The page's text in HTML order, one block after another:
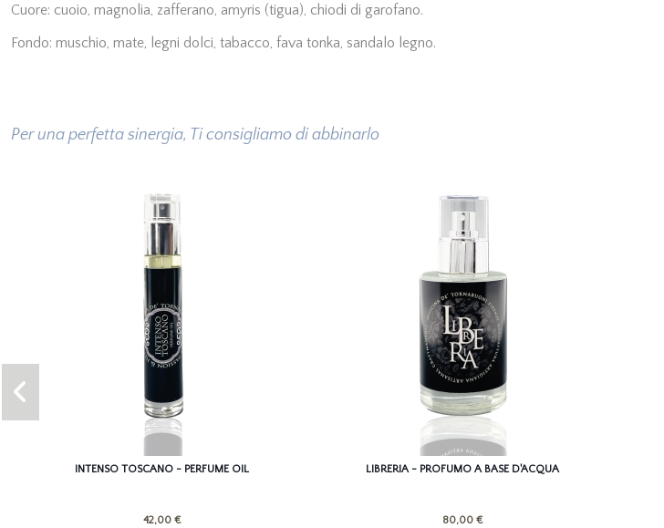
Cuore: cuoio, magnolia, zafferano, amyris (tigua), chiodi di garofano.
Fondo: muschio, mate, legni dolci, tabacco, fava tonka, sandalo legno.
Per una perfetta sinergia, Ti consigliamo di abbinarlo
INTENSO TOSCANO - PERFUME OIL
42,00 €
LIBRERIA - PROFUMO A BASE D'ACQUA
80,00 €